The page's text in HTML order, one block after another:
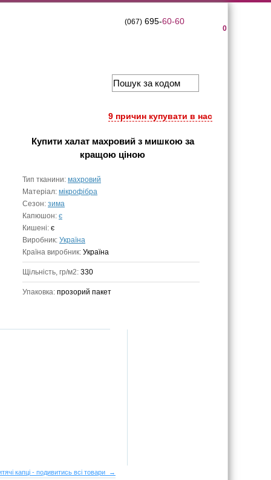
0
(067)695-60-60
9 причин купувати в нас
Купити халат махровий з мишкоюза
кращою ціною
Тип тканини: махровий
Матеріал: мікрофібра
Сезон: зима
Капюшон: є
Кишені: є
Виробник: Україна
Країна виробник: Україна
Щільність, гр/м2: 330
Упаковка: прозорий пакет
капці - подивитись всі товари →